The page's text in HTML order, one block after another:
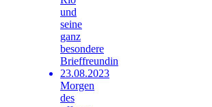
und
seine
ganz
besondere
Brieffreundin
23.08.2023
Morgen
des